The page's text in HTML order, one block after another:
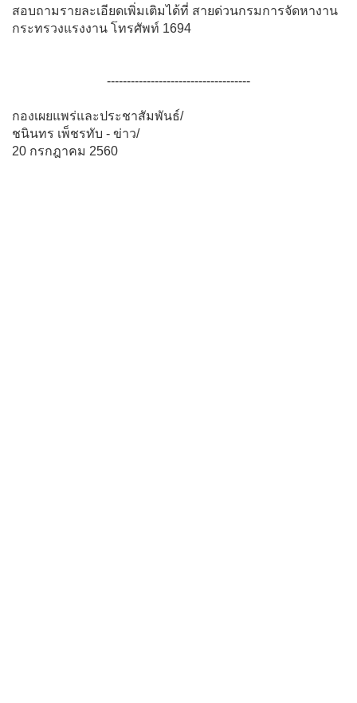
สอบถามรายละเอียดเพิ่มเติมได้ที่ สายด่วนกรมการจัดหางาน
กระทรวงแรงงาน โทรศัพท์ 1694
------------------------------------
กองเผยแพร่และประชาสัมพันธ์/
ชนินทร เพ็ชรทับ - ข่าว/
20 กรกฎาคม 2560